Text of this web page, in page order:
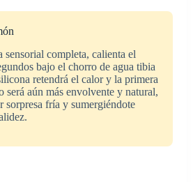
sensorial completa, calienta el
bajo el chorro de agua tibia
retendrá el calor y la primera
será aún más envolvente y natural,
sorpresa fría y sumergiéndote